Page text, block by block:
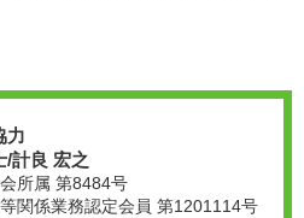
力
/計良 宏之
所属 第8484号
関係業務認定会員 第1201114号